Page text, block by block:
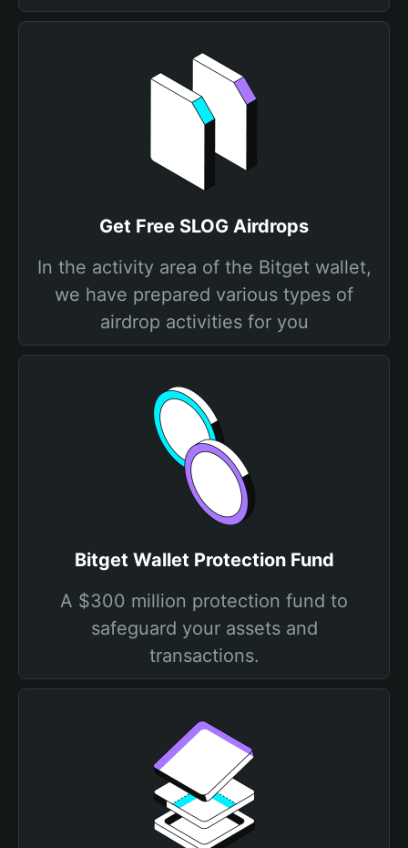
Get Free SLOG Airdrops
In the activity area of the Bitget wallet,
we have prepared various types of
airdrop activities for you
Bitget Wallet Protection Fund
A $300 million protection fund to
safeguard your assets and
transactions.